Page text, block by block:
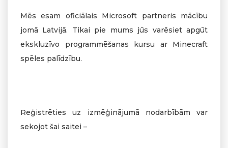
Mēs esam oficiālais Microsoft partneris mācību
jomā Latvijā. Tikai pie mums jūs varēsiet apgūt
ekskluzīvo programmēšanas kursu ar Minecraft
spēles palīdzību.
Reģistrēties uz izmēģinājumā nodarbībām var
sekojot šai saitei –